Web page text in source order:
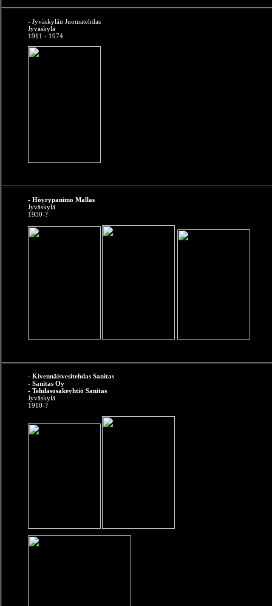
- Jyväskylän Juomatehdas
Jyväskylä
1911 - 1974
- Höyrypanimo Mallas
Jyväskylä
1930-?
- Kivennäisvesitehdas Sanitas
- Sanitas Oy
- Tehdasosakeyhtiö Sanitas
Jyväskylä
1910-?